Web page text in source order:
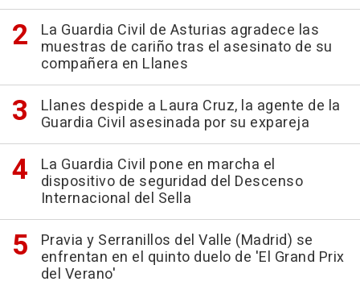
La Guardia Civil de Asturias agradece las
muestras de cariño tras el asesinato de su
compañera en Llanes
Llanes despide a Laura Cruz, la agente de la
Guardia Civil asesinada por su expareja
La Guardia Civil pone en marcha el
dispositivo de seguridad del Descenso
Internacional del Sella
Pravia y Serranillos del Valle (Madrid) se
enfrentan en el quinto duelo de 'El Grand Prix
del Verano'